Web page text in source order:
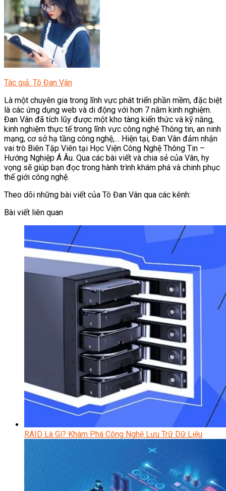
Tác giả: Tô Đan Vân
Là một chuyên gia trong lĩnh vực phát triển phần mềm, đặc biệt
là các ứng dụng web và di động với hơn 7 năm kinh nghiệm.
Đan Vân đã tích lũy được một kho tàng kiến thức và kỹ năng,
kinh nghiệm thực tế trong lĩnh vực công nghệ Thông tin, an ninh
mạng, cơ sở hạ tầng công nghệ,… Hiện tại, Đan Vân đảm nhận
vai trò Biên Tập Viên tại Học Viện Công Nghệ Thông Tin –
Hướng Nghiệp Á Âu. Qua các bài viết và chia sẻ của Vân, hy
vọng sẽ giúp bạn đọc trong hành trình khám phá và chinh phục
thế giới công nghệ.
Theo dõi những bài viết của Tô Đan Vân qua các kênh:
Bài viết liên quan
RAID Là Gì? Khám Phá Công Nghệ Lưu Trữ Dữ Liệu